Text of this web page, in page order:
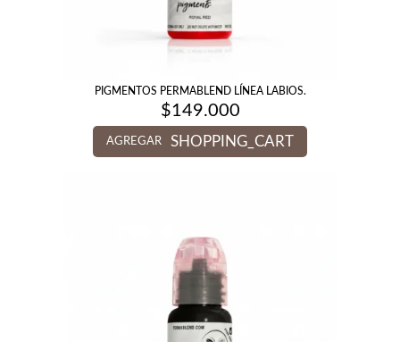
PIGMENTOS PERMABLEND LÍNEA LABIOS.
$149.000
AGREGAR SHOPPING_CART